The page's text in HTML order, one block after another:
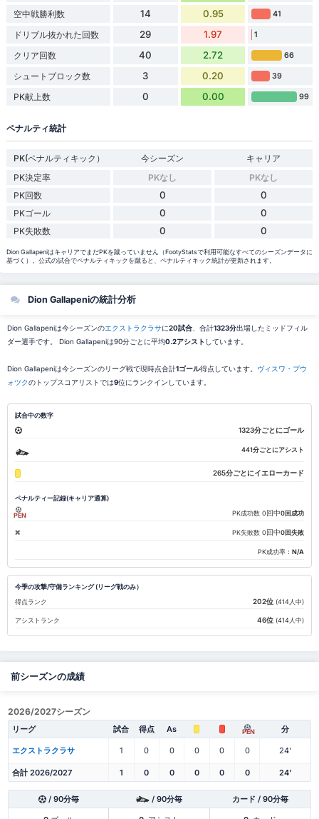
空中戦勝利数 14 0.95 41
ドリブル抜かれた回数 29 1.97 1
クリア回数 40 2.72 66
シュートブロック数 3 0.20 39
PK献上数 0 0.00 99
ペナルティ統計
PK(ペナルティキック） 今シーズン
キャリア
PK決定率
PKなし
PKなし
PK回数
0 0
PKゴール 0 0
PK失敗数 0 0
Dion GallapeniはキャリアでまだPKを蹴っていません（FootyStatsで利用可能なすべてのシーズンデータに
基づく）。公式の試合でペナルティキックを蹴ると、ペナルティキック統計が更新されます。
Dion Gallapeniの統計分析
Dion Gallapeniは今シーズンのエクストラクラサに20試合、合計1323分出場したミッドフィル
ダー選手です。 Dion Gallapeniは90分ごとに平均0.2アシスト しています。
Dion Gallapeniは今シーズンのリーグ戦で現時点合計1ゴール得点しています。 ヴィスワ・プウ
ォツクのトップスコアリストでは9位にランクインしています。
試合中の数字
1323分ごとにゴール
441分ごとにアシスト
265分ごとにイエローカード
ペナルティー記録(キャリア通算)
PEN PK成功数 0 回中0回成功
PK失敗数 0回中0回失敗
PK成功率：N/A
今季の攻撃/守備ランキング (リーグ戦のみ）
得点ランク
202位 (414人中)
アシストランク 46位 (414人中)
前シーズンの成績
2026/2027シーズン
リーグ 試合 得点 As PEN 分
エクストラクラサ 1 0 0 0 0 0 24'
合計 2026/2027 1 0 0 0 0 0 24'
/ 90分毎 / 90分毎 カード / 90分毎